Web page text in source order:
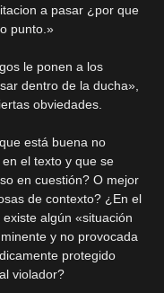
a pasar ¿por que
punto.»
le ponen a los
dentro de la ducha»,
obviedades.
está buena no
el texto y que se
en cuestión? O mejor
de contexto? ¿En el
algún «situación
y no provocada
protegido
violador?